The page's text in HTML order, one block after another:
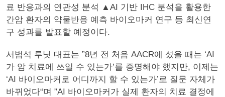
료 반응과의 연관성 분석 ▲AI 기반 IHC 분석을 활용한
간암 환자의 약물반응 예측 바이오마커 연구 등 최신연
구 성과를 발표할 예정이다.
서범석 루닛 대표는 ”8년 전 처음 AACR에 섰을 때는 ‘AI
가 암 치료에 쓰일 수 있는가’를 증명해야 했지만, 이제는
‘AI 바이오마커로 어디까지 할 수 있는가’로 질문 자체가
바뀌었다“며 ”AI 바이오마커가 실제 환자의 치료 결정에